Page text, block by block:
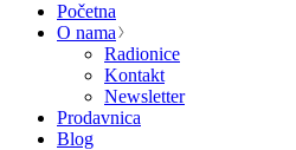
Početna
O nama
Radionice
Kontakt
Newsletter
Prodavnica
Blog